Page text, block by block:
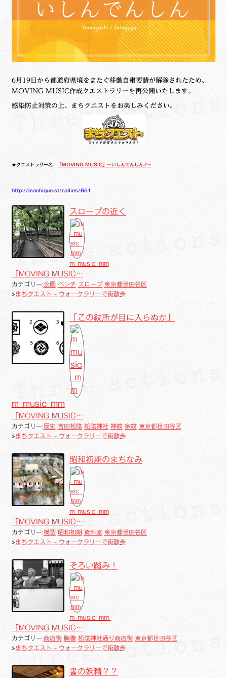
6月19日から都道府県境をまたぐ移動自粛要請が解除されたため、
MOVING MUSIC作成クエストラリーを再公開いたします。
感染防止対策の上、まちクエストをお楽しみください。
★クエストラリー名 「MOVING MUSIC」～いしんでんしん7～
http://machique.st/rallies/651
スロープの近く
m_music_mm
「MOVING MUSIC…
カテゴリー:公園 ベンチ スロープ 東京都世田谷区
»まちクエスト – ウォークラリーで街散歩
「この紋所が目に入らぬか」
m_music_mm
「MOVING MUSIC…
カテゴリー:歴史 吉田松陰 松陰神社 神紋 家紋 東京都世田谷区
»まちクエスト – ウォークラリーで街散歩
昭和初期のまちなみ
m_music_mm
「MOVING MUSIC…
カテゴリー:模型 昭和初期 資料室 東京都世田谷区
»まちクエスト – ウォークラリーで街散歩
そろい踏み！
m_music_mm
「MOVING MUSIC…
カテゴリー:商店街 胸像 松陰神社通り商店街 東京都世田谷区
»まちクエスト – ウォークラリーで街散歩
書の妖精？？